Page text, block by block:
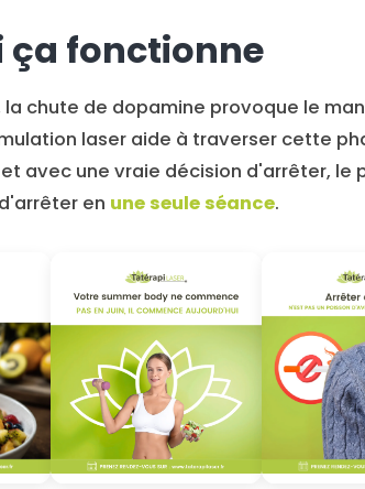
ça fonctionne
chute de dopamine provoque le
laser aide à traverser cette
avec une vraie décision d'arrêter, le
en une seule séance.